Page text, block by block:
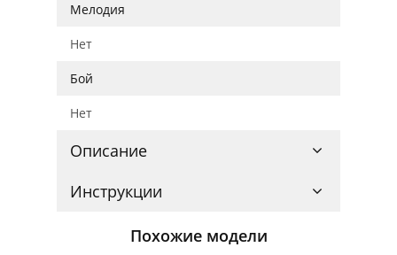
Мелодия
Нет
Бой
Нет
Описание
Инструкции
Похожие модели